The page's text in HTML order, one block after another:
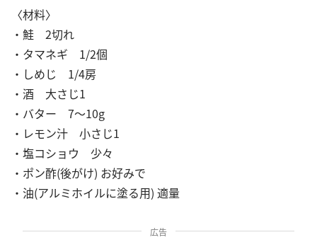
〈材料〉
・鮭 2切れ
・タマネギ 1/2個
・しめじ 1/4房
・酒 大さじ1
・バター 7〜10g
・レモン汁 小さじ1
・塩コショウ 少々
・ポン酢(後がけ) お好みで
・油(アルミホイルに塗る用) 適量
広告